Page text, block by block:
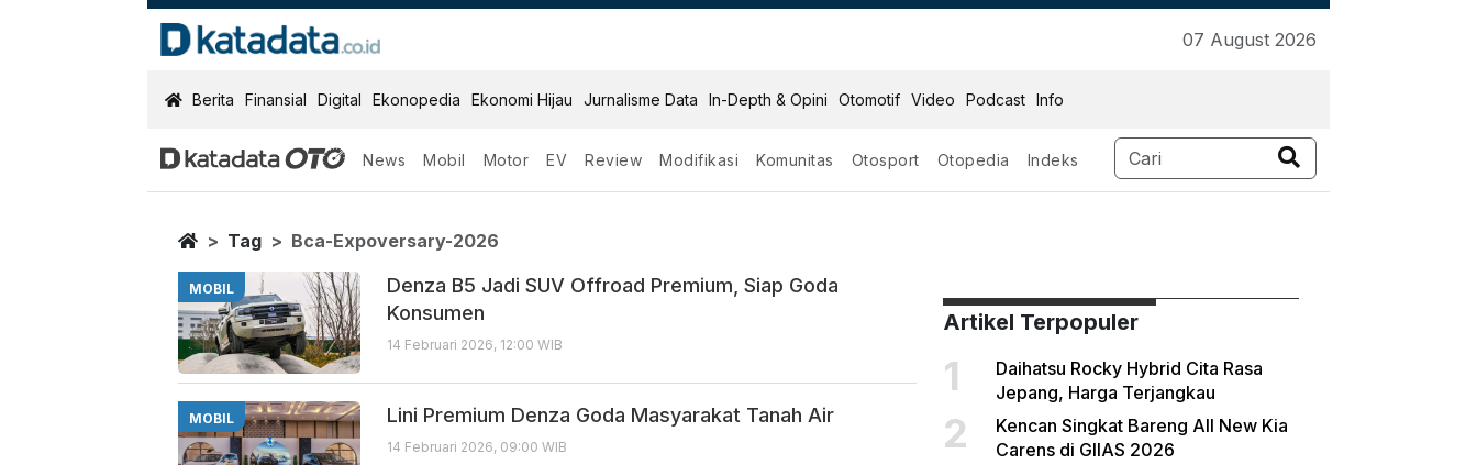
07 August 2026
KatadataOTO
Berita Finansial Digital Ekonopedia Ekonomi Hijau Jurnalisme Data In-Depth & Opini Otomotif Video Podcast Info
News Mobil Motor EV Review Modifikasi Komunitas Otosport Otopedia Indeks
Bca Expoversary 2026
Berita Terbaru
Home
Tag Bca-Expoversary-2026
MOBIL
Denza B5 Jadi SUV Offroad Premium, Siap Goda
Konsumen
14 Februari 2026, 12:00 WIB
MOBIL Lini Premium Denza Goda Masyarakat Tanah Air
14 Februari 2026, 09:00 WIB
Artikel Terpopuler
1
Daihatsu Rocky Hybrid Cita Rasa
Jepang, Harga Terjangkau
2
Kencan Singkat Bareng All New Kia
Carens di GIIAS 2026